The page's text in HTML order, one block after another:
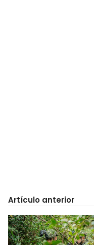
Artículo anterior